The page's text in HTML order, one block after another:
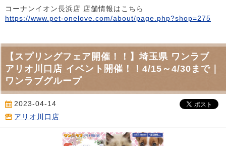
コーナンイオン長浜店 店舗情報はこちら
https://www.pet-onelove.com/about/page.php?shop=275
【スプリングフェア開催！！】埼玉県 ワンラブ
アリオ川口店 イベント開催！！4/15～4/30まで｜
ワンラブグループ
2023-04-14
アリオ川口店